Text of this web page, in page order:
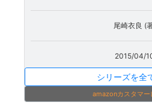
尾崎衣良 (
2015/04/
シリーズを全
amazonカスタマー